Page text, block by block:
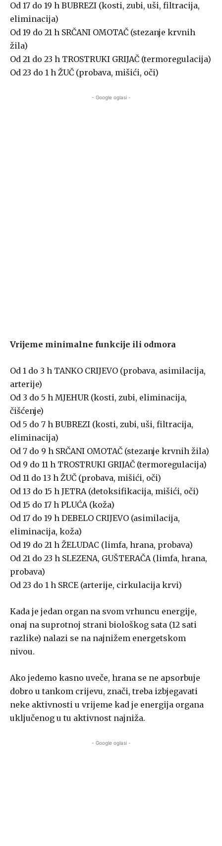
Od 17 do 19 h BUBREZI (kosti, zubi, uši, filtracija,
eliminacija)
Od 19 do 21 h SRČANI OMOTAČ (stezanje krvnih
žila)
Od 21 do 23 h TROSTRUKI GRIJAČ (termoregulacija)
Od 23 do 1 h ŽUČ (probava, mišići, oči)
- Google oglasi -
Vrijeme minimalne funkcije ili odmora
Od 1 do 3 h TANKO CRIJEVO (probava, asimilacija,
arterije)
Od 3 do 5 h MJEHUR (kosti, zubi, eliminacija,
čišćenje)
Od 5 do 7 h BUBREZI (kosti, zubi, uši, filtracija,
eliminacija)
Od 7 do 9 h SRČANI OMOTAČ (stezanje krvnih žila)
Od 9 do 11 h TROSTRUKI GRIJAČ (termoregulacija)
Od 11 do 13 h ŽUČ (probava, mišići, oči)
Od 13 do 15 h JETRA (detoksifikacija, mišići, oči)
Od 15 do 17 h PLUĆA (koža)
Od 17 do 19 h DEBELO CRIJEVO (asimilacija,
eliminacija, koža)
Od 19 do 21 h ŽELUDAC (limfa, hrana, probava)
Od 21 do 23 h SLEZENA, GUŠTERAČA (limfa, hrana,
probava)
Od 23 do 1 h SRCE (arterije, cirkulacija krvi)
Kada je jedan organ na svom vrhuncu energije,
onaj na suprotnoj strani biološkog sata (12 sati
razlike) nalazi se na najnižem energetskom
nivou.
Ako jedemo kasno uveče, hrana se ne apsorbuje
dobro u tankom crijevu, znači, treba izbjegavati
neke aktivnosti u vrijeme kad je energija organa
uključenog u tu aktivnost najniža.
- Google oglasi -